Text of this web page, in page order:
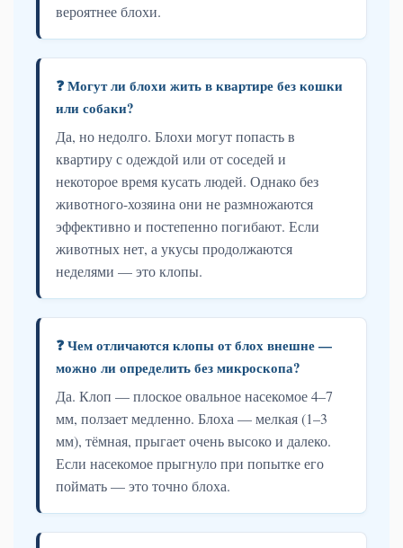
вероятнее блохи.
❓ Могут ли блохи жить в квартире без кошки
или собаки?
Да, но недолго. Блохи могут попасть в
квартиру с одеждой или от соседей и
некоторое время кусать людей. Однако без
животного-хозяина они не размножаются
эффективно и постепенно погибают. Если
животных нет, а укусы продолжаются
неделями — это клопы.
❓ Чем отличаются клопы от блох внешне —
можно ли определить без микроскопа?
Да. Клоп — плоское овальное насекомое 4–7
мм, ползает медленно. Блоха — мелкая (1–3
мм), тёмная, прыгает очень высоко и далеко.
Если насекомое прыгнуло при попытке его
поймать — это точно блоха.